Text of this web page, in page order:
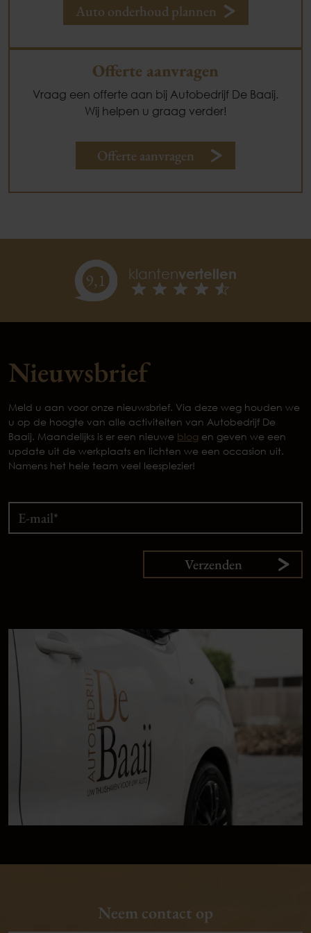
Auto onderhoud plannen
Offerte aanvragen
Vraag een offerte aan bij Autobedrijf De Baaij.
Wij helpen u graag verder!
Offerte aanvragen
9,1 klantenvertellen
Nieuwsbrief
Meld u aan voor onze nieuwsbrief. Via deze weg houden we
u op de hoogte van alle activiteiten van Autobedrijf De
Baaij. Maandelijks is er een nieuwe blog en geven we een
update uit de werkplaats en lichten we een occasion uit.
Namens het hele team veel leesplezier!
Verzenden
Neem contact op